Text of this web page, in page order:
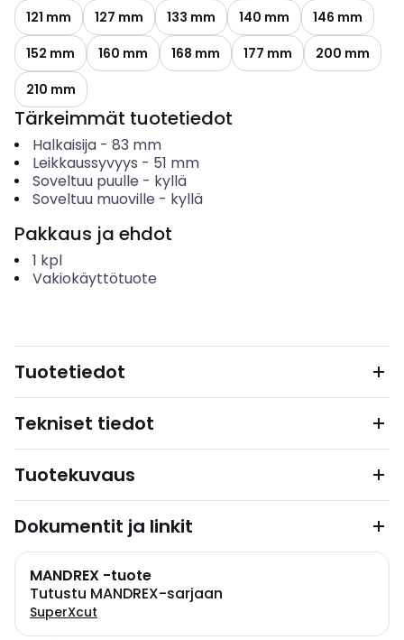
121 mm
127 mm 133 mm 140 mm
146 mm
152 mm
160 mm 168 mm 177 mm
200 mm
210 mm
Tärkeimmät tuotetiedot
Halkaisija- 83 mm
Leikkaussyvyys - 51 mm
Soveltuu puulle - kyllä
Soveltuu muoville - kyllä
Pakkaus ja ehdot
1 kpl
Vakiokäyttötuote
Tuotetiedot
Tekniset tiedot
Tuotekuvaus
Dokumentit ja linkit
MANDREX -tuote
Tutustu MANDREX-sarjaan
SuperXcut